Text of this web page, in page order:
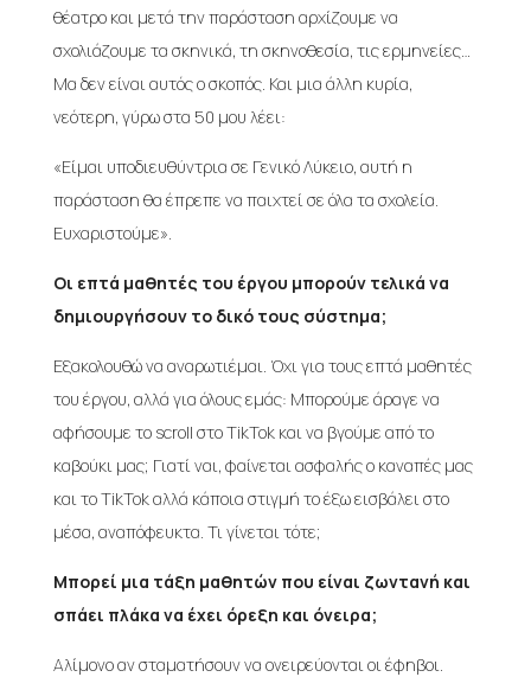
θέατρο και μετά την παράσταση αρχίζουμε να
σχολιάζουμε τα σκηνικά, τη σκηνοθεσία, τις ερμηνείες…
Μα δεν είναι αυτός ο σκοπός. Και μια άλλη κυρία,
νεότερη, γύρω στα 50 μου λέει:
«Είμαι υποδιευθύντρια σε Γενικό Λύκειο, αυτή η
παράσταση θα έπρεπε να παιχτεί σε όλα τα σχολεία.
Ευχαριστούμε».
Οι επτά μαθητές του έργου μπορούν τελικά να
δημιουργήσουν το δικό τους σύστημα;
Εξακολουθώ να αναρωτιέμαι. Όχι για τους επτά μαθητές
του έργου, αλλά για όλους εμάς: Μπορούμε άραγε να
αφήσουμε το scroll στο TikTok και να βγούμε από το
καβούκι μας; Γιατί ναι, φαίνεται ασφαλής ο καναπές μας
και το TikTok αλλά κάποια στιγμή το έξω εισβάλει στο
μέσα, αναπόφευκτα. Τι γίνεται τότε;
Μπορεί μια τάξη μαθητών που είναι ζωντανή και
σπάει πλάκα να έχει όρεξη και όνειρα;
Αλίμονο αν σταματήσουν να ονειρεύονται οι έφηβοι.